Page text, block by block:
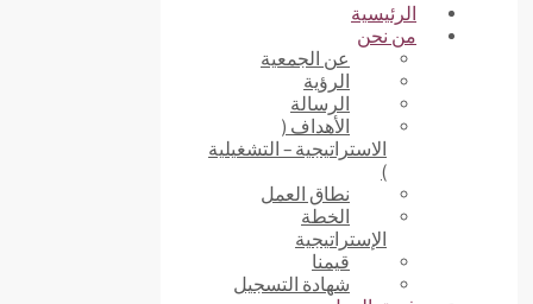
الرئيسية
من نحن
عن الجمعية
الرؤية
الرسالة
الأهداف (
الاستراتيجية – التشغيلية
)
نطاق العمل
الخطة
الإستراتيجية
قيمنا
شهادة التسجيل